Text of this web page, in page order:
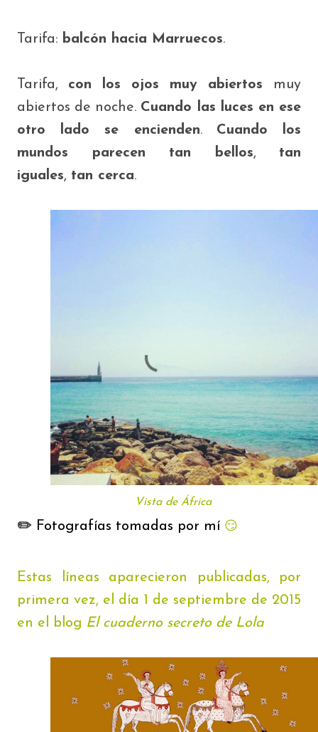
Tarifa: balcón hacia Marruecos.
Tarifa, con los ojos muy abiertos muy
abiertos de noche. Cuando las luces en ese
otro lado se encienden. Cuando los
mundos parecen tan bellos, tan
iguales, tan cerca.
Vista de África
✏️ Fotografías tomadas por mí 😏
Estas líneas aparecieron publicadas, por
primera vez, el día 1 de septiembre de 2015
en el blog El cuaderno secreto de Lola